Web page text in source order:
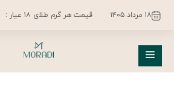
۱۸ مرداد ۱۴۰۵ قیمت هر گرم طلای ۱۸ عیار :
فهرست